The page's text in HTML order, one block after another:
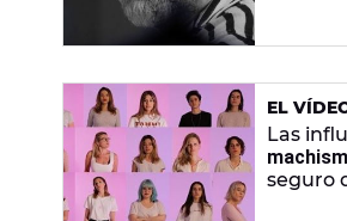
EL
Las
seguro